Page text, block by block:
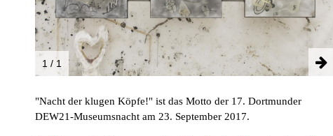
1 / 1
"Nacht der klugen Köpfe!" ist das Motto der 17. Dortmunder
DEW21-Museumsnacht am 23. September 2017.